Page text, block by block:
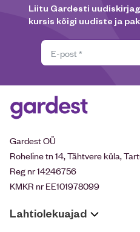
Liitu Gardesti
kursis kõigi uudiste ja
Gardest OÜ
Roheline tn 14, Tähtvere küla,
Reg nr 14246756
KMKR nr EE101978099
Lahtiolekuajad